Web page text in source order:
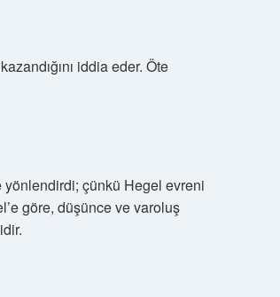
iddia eder. Öte
çünkü Hegel evreni
göre, düşünce ve varoluş